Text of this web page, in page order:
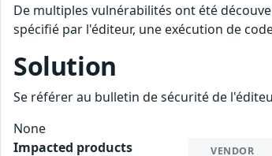
De multiples vulnérabilités ont été
spécifié par l'éditeur, une exécution de
Solution
Se référer au bulletin de sécurité de
None
Impacted products
VENDOR